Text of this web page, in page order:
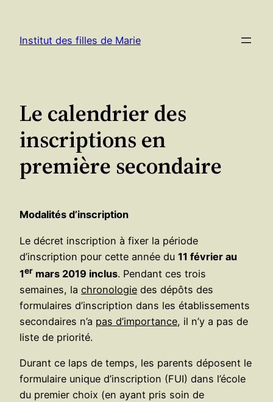
contenu
Institut des filles de Marie
Le calendrier des
inscriptions en
première secondaire
Modalités d’inscription
Le décret inscription à fixer la période
d’inscription pour cette année du 11 février au
1er mars 2019 inclus. Pendant ces trois
semaines, la chronologie des dépôts des
formulaires d’inscription dans les établissements
secondaires n’a pas d’importance, il n’y a pas de
liste de priorité.
Durant ce laps de temps, les parents déposent le
formulaire unique d’inscription (FUI) dans l’école
du premier choix (en ayant pris soin de